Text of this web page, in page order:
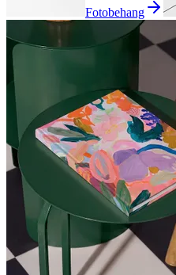
Fotobehang